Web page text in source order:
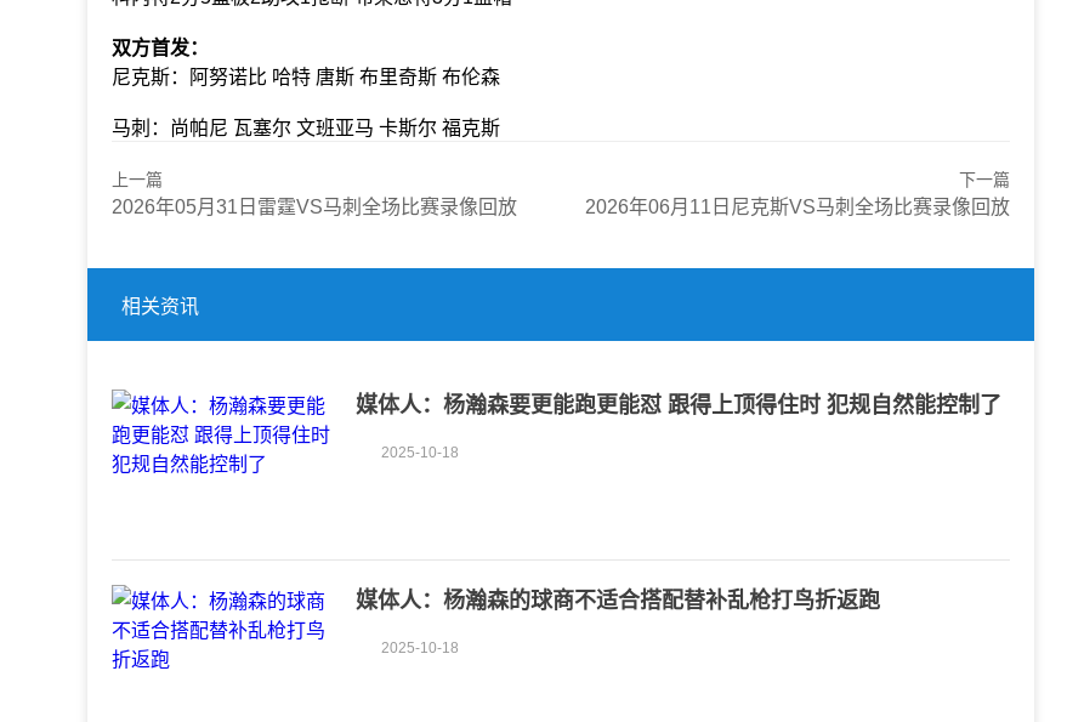
双方首发：
尼克斯：阿努诺比 哈特 唐斯 布里奇斯 布伦森
马刺：尚帕尼 瓦塞尔 文班亚马 卡斯尔 福克斯
上一篇
2026年05月31日雷霆VS马刺全场比赛录像回放
下一篇
2026年06月11日尼克斯VS马刺全场比赛录像回放
相关资讯
媒体人：杨瀚森要更能跑更能怼 跟得上顶得住时 犯规自然能控制了
2025-10-18
媒体人：杨瀚森的球商不适合搭配替补乱枪打鸟折返跑
2025-10-18